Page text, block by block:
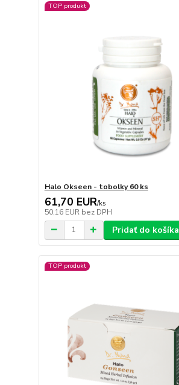
TOP produkt
Halo Okseen - tobolky 60 ks
61,70 EUR/ks
50,16 EUR bez DPH
Pridať do košíka
TOP produkt